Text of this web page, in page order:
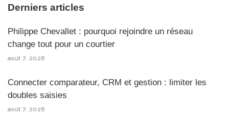
Derniers articles
Philippe Chevallet : pourquoi rejoindre un réseau
change tout pour un courtier
août 7, 2026
Connecter comparateur, CRM et gestion : limiter les
doubles saisies
août 7, 2026